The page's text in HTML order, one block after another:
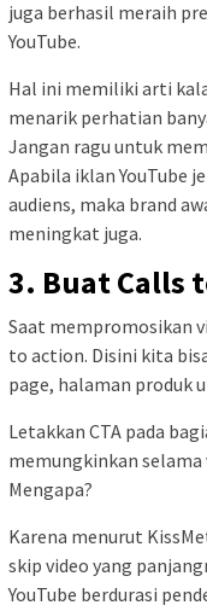
juga berhasil meraih
YouTube.
Hal ini memiliki arti
menarik perhatian
Jangan ragu untuk
Apabila iklan YouTube
audiens, maka brand
meningkat juga.
3. Buat Calls
Saat mempromosikan
to action. Disini kita
page, halaman produk
Letakkan CTA pada
memungkinkan selama
Mengapa?
Karena menurut
skip video yang
YouTube berdurasi